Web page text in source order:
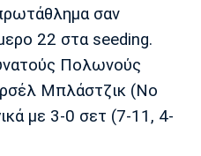
σαν
22 στα seeding.
Πολωνούς
Μπλάστζικ (Νο
με 3-0 σετ (7-11, 4-